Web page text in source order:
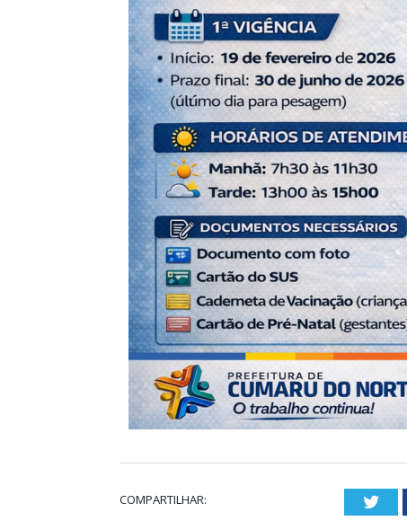
COMPARTILHAR: